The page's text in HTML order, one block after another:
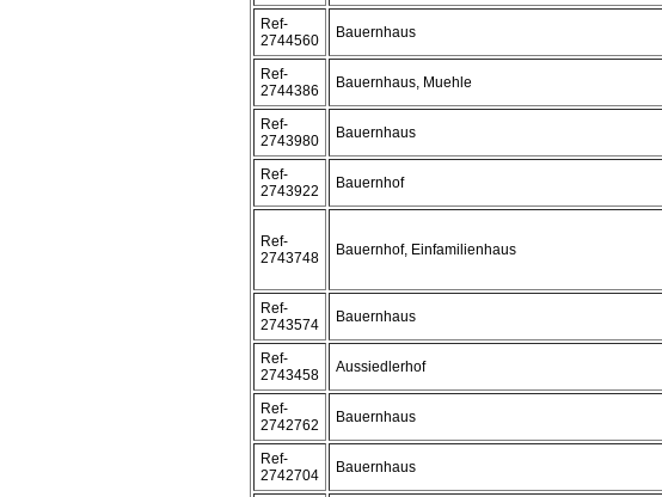
Ref-
2744560
Bauernhaus
Ref-
2744386
Bauernhaus, Muehle
Ref-
2743980
Bauernhaus
Ref-
2743922
Bauernhof
Ref-
2743748
Bauernhof, Einfamilienhaus
Ref-
2743574
Bauernhaus
Ref-
2743458
Aussiedlerhof
Ref-
2742762
Bauernhaus
Ref-
2742704
Bauernhaus